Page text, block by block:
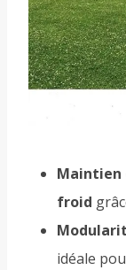
Maintien
froid
idéale